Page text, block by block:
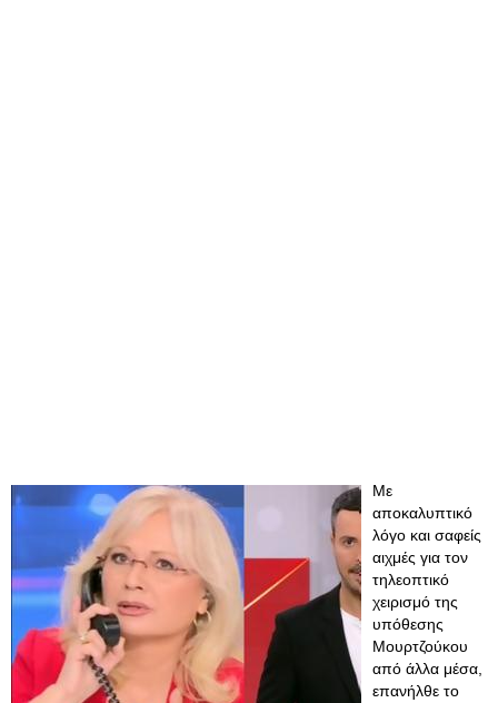
Με
αποκαλυπτικό
λόγο και σαφείς
αιχμές για τον
τηλεοπτικό
χειρισμό της
υπόθεσης
Μουρτζούκου
από άλλα μέσα,
επανήλθε το